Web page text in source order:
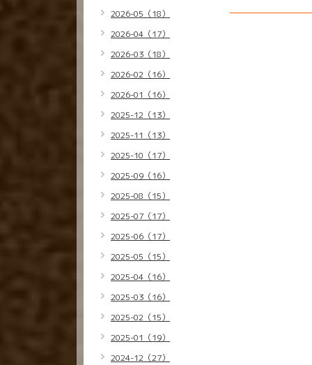
2026-05（18）
2026-04（17）
2026-03（18）
2026-02（16）
2026-01（16）
2025-12（13）
2025-11（13）
2025-10（17）
2025-09（16）
2025-08（15）
2025-07（17）
2025-06（17）
2025-05（15）
2025-04（16）
2025-03（16）
2025-02（15）
2025-01（19）
2024-12（27）